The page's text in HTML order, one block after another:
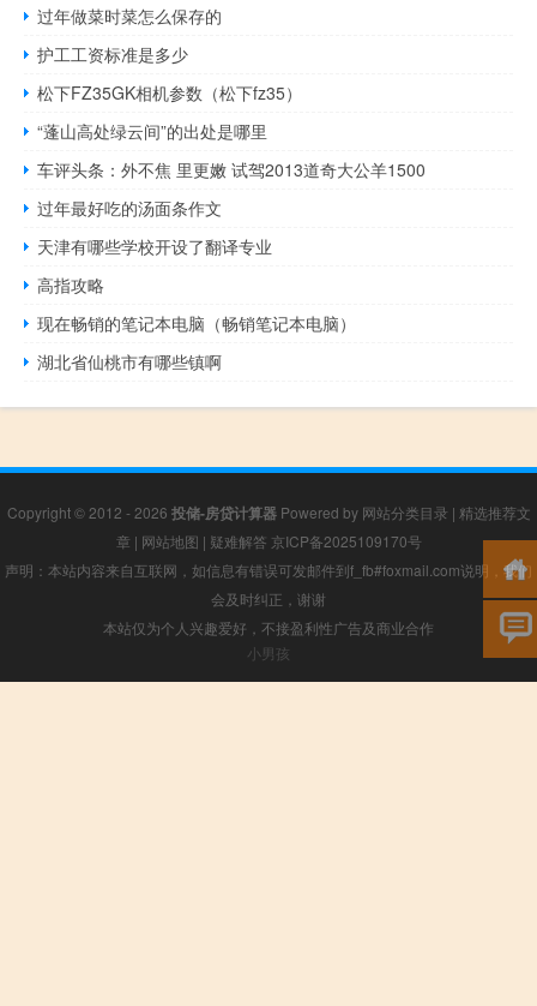
过年做菜时菜怎么保存的
护工工资标准是多少
松下FZ35GK相机参数（松下fz35）
“蓬山高处绿云间”的出处是哪里
车评头条：外不焦 里更嫩 试驾2013道奇大公羊1500
过年最好吃的汤面条作文
天津有哪些学校开设了翻译专业
高指攻略
现在畅销的笔记本电脑（畅销笔记本电脑）
湖北省仙桃市有哪些镇啊
Copyright © 2012 - 2026 投储-房贷计算器Powered by 网站分类目录 | 精选推荐文
章 | 网站地图 | 疑难解答 京ICP备2025109170号
声明：本站内容来自互联网，如信息有错误可发邮件到f_fb#foxmail.com说明，我们
会及时纠正，谢谢
本站仅为个人兴趣爱好，不接盈利性广告及商业合作
小男孩